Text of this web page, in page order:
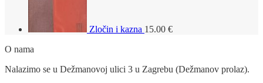
Zločin i kazna 15.00 €
O nama
Nalazimo se u Dežmanovoj ulici 3 u Zagrebu (Dežmanov prolaz).